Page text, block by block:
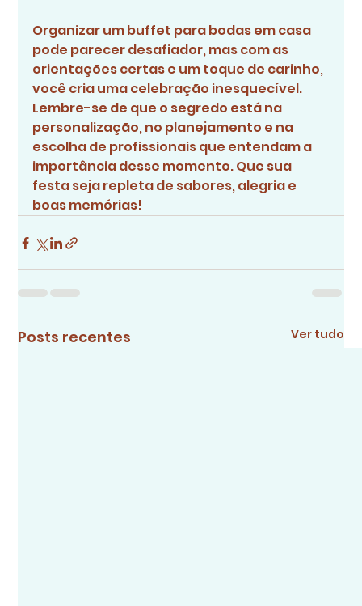
Organizar um buffet para bodas em casa
pode parecer desafiador, mas com as
orientações certas e um toque de carinho,
você cria uma celebração inesquecível.
Lembre-se de que o segredo está na
personalização, no planejamento e na
escolha de profissionais que entendam a
importância desse momento. Que sua
festa seja repleta de sabores, alegria e
boas memórias!
Posts recentes Ver tudo